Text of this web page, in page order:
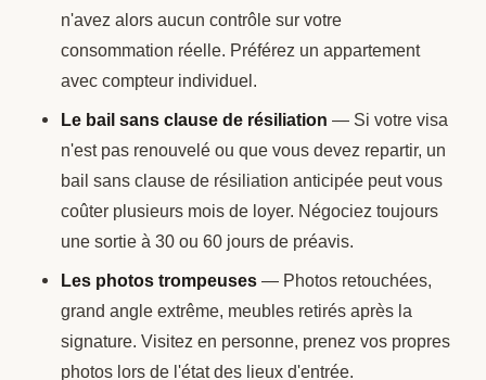
n'avez alors aucun contrôle sur votre
consommation réelle. Préférez un appartement
avec compteur individuel.
Le bail sans clause de résiliation — Si votre visa
n'est pas renouvelé ou que vous devez repartir, un
bail sans clause de résiliation anticipée peut vous
coûter plusieurs mois de loyer. Négociez toujours
une sortie à 30 ou 60 jours de préavis.
Les photos trompeuses — Photos retouchées,
grand angle extrême, meubles retirés après la
signature. Visitez en personne, prenez vos propres
photos lors de l'état des lieux d'entrée.